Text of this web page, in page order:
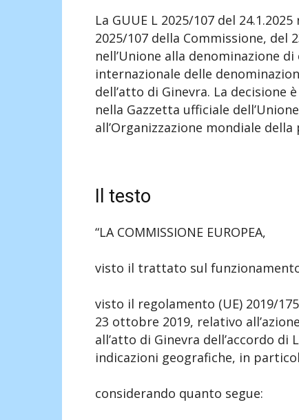
La GUUE L 2025/107 del
2025/107 della Commissione, del
nell’Unione alla denominazione
internazionale delle
dell’atto di Ginevra. La
nella Gazzetta ufficiale
all’Organizzazione mondiale
Il testo
“LA COMMISSIONE EUROPEA,
visto il trattato sul
visto il regolamento (UE) 2019/
23 ottobre 2019, relativo
all’atto di Ginevra dell’accordo
indicazioni geografiche, in
considerando quanto segue: